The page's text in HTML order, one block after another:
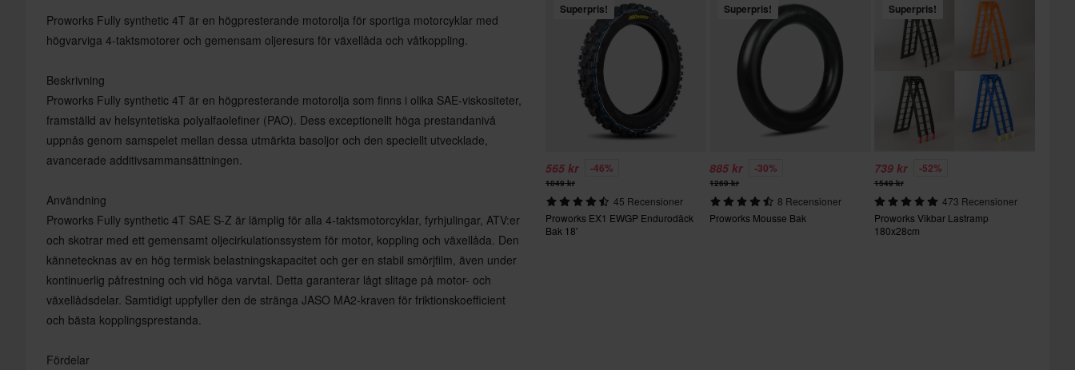
Proworks Fully synthetic 4T är en högpresterande motorolja för sportiga motorcyklar med
högvarviga 4-taktsmotorer och gemensam oljeresurs för växellåda och våtkoppling.
Beskrivning
Proworks Fully synthetic 4T är en högpresterande motorolja som finns i olika SAE-viskositeter,
framställd av helsyntetiska polyalfaolefiner (PAO). Dess exceptionellt höga prestandanivå
uppnås genom samspelet mellan dessa utmärkta basoljor och den speciellt utvecklade,
avancerade additivsammansättningen.
Användning
Proworks Fully synthetic 4T SAE S-Z är lämplig för alla 4-taktsmotorcyklar, fyrhjulingar, ATV:er
och skotrar med ett gemensamt oljecirkulationssystem för motor, koppling och växellåda. Den
kännetecknas av en hög termisk belastningskapacitet och ger en stabil smörjfilm, även under
kontinuerlig påfrestning och vid höga varvtal. Detta garanterar lågt slitage på motor- och
växellådsdelar. Samtidigt uppfyller den de stränga JASO MA2-kraven för friktionskoefficient
och bästa kopplingsprestanda.
Fördelar
Superpris!
565 kr -46%
1049 kr
45 Recensioner
Proworks EX1 EWGP Endurodäck
Bak 18'
Superpris!
885 kr -30%
1269 kr
8 Recensioner
Proworks Mousse Bak
Superpris!
739 kr -52%
1549 kr
473 Recensioner
Proworks Vikbar Lastramp
180x28cm